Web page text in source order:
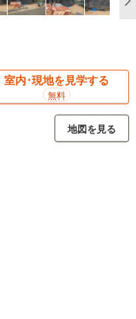
室内･現地を見学する
無料
地図を見る